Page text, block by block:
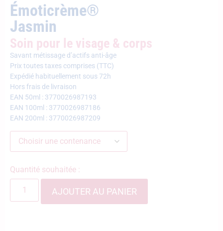
Émoticrème®
Jasmin
Soin pour le visage & corps
Savant métissage d’actifs anti-âge
Prix toutes taxes comprises (TTC)
Expédié habituellement sous 72h
Hors frais de livraison
EAN 50ml : 3770026987193
EAN 100ml : 3770026987186
EAN 200ml : 3770026987209
Quantité souhaitée :
AJOUTER AU PANIER